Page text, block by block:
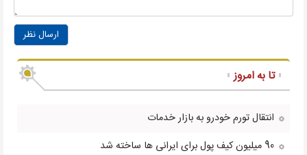
ارسال نظر
تا به امروز
انتقال تورم خودرو به بازار خدمات
90 میلیون کیف پول برای ایرانی ها ساخته شد